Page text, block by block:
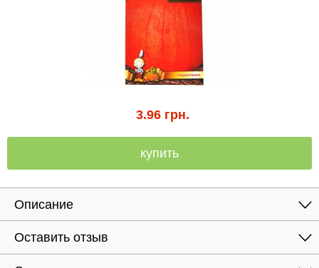
3.96 грн.
купить
Описание
Оставить отзыв